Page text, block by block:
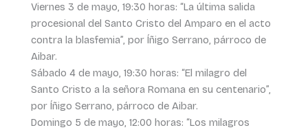
Viernes 3 de mayo, 19:30 horas: “La última salida
procesional del Santo Cristo del Amparo en el acto
contra la blasfemia”, por Íñigo Serrano, párroco de
Aibar.
Sábado 4 de mayo, 19:30 horas: “El milagro del
Santo Cristo a la señora Romana en su centenario”,
por Íñigo Serrano, párroco de Aibar.
Domingo 5 de mayo, 12:00 horas: “Los milagros